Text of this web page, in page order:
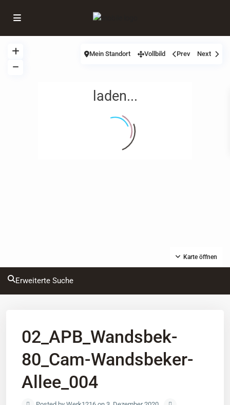
laden...
Karte öffnen
Mein Standort Vollbild Prev Next
Erweiterte Suche
02_APB_Wandsbek-
80_Cam-Wandsbeker-
Allee_004